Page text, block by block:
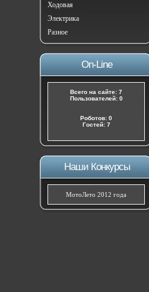
Ходовая
Электрика
Разное
On-Line
Всего на сайте: 7
Пользователей: 0
Роботов: 0
Гостей: 7
Наши Конкурсы
МотоЛето 2012 года